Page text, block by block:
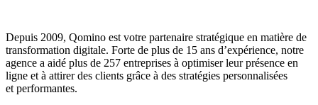
Depuis 2009, Qomino est votre partenaire stratégique en matière de
transformation digitale. Forte de plus de 15 ans d’expérience, notre
agence a aidé plus de 257 entreprises à optimiser leur présence en
ligne et à attirer des clients grâce à des stratégies personnalisées
et performantes.